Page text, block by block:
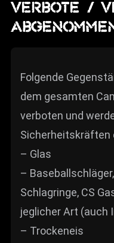
Media
ZUM SHOP
ONLINE
Galerien
VERBOTE /
Folgende
dem gesamten
verboten und
Sicherheitskräften
– Glas
–
Schlagringe, CS
jeglicher Art (auch
– Trockeneis